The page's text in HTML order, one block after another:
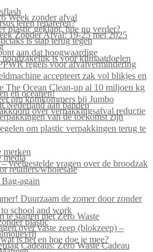
Week zonder afval
leren repareren?
plastic geklapt, hoe nu verder?
Zonder Afval: 19-25 mei 2025
is stap terug tegen
aan dat hoogwaardige
is voor klimaatdoelen
regels voor afvalvermindering
accepteert zak vol blikjes en
The Ocean Clean-up al 10 miljoen kg
en oceanen!
om komkommers bij Jumbo
Nederland aan banden
over verpakkingsafval reductie
van de toekomst zijn
om plastic verpakkingen terug te
merken
media
veelgestelde vragen over de broodzak
retailers/wholesale
again
Duurzaam de zomer door zonder
school and work
te starten met Zero Waste
plastic
over vaste zeep (blokzeep) –
is het en hoe doe je mee?
Cadeaus: Zero Waste Cadeau